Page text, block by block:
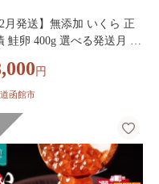
月発送】無添加 いくら 正
鮭卵 400g 選べる発送月 函
くら丼 パスタ 海の宝石 食
沢 使い切りサイズ おにぎ
るさと グルメ お取り寄せ
無料_HD032-067-12
円
函館市